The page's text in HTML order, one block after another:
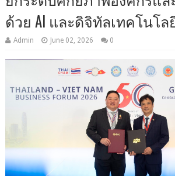
ด้วย AI และดิจิทัลเทคโนโล
Admin June 02, 2026 0